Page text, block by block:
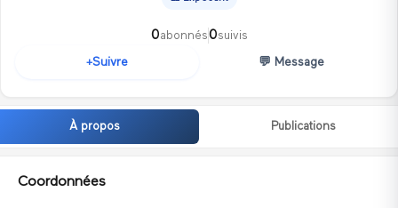
0abonnés0suivis
+Suivre 💬 Message
À propos Publications
Coordonnées